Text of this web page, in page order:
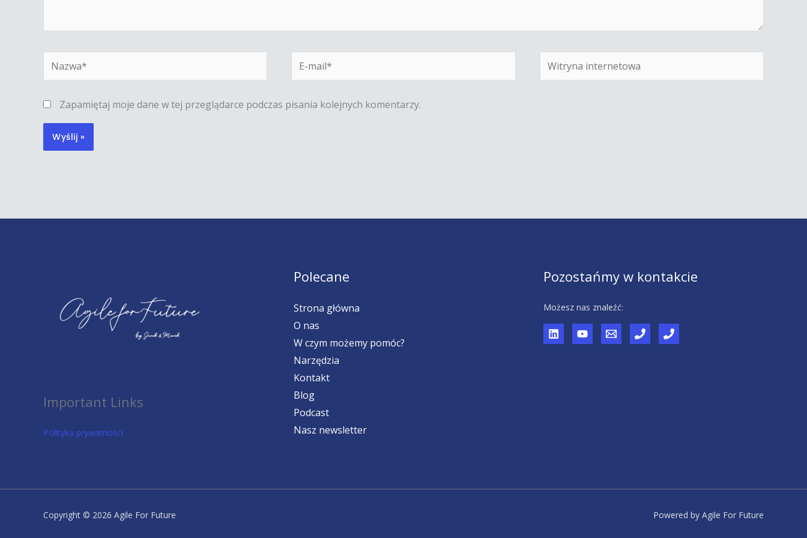
Nazwa*
E-
mail*
Witryna
internetowa
Zapamiętaj moje dane w tej przeglądarce podczas pisania kolejnych komentarzy.
Important Links
Polityka prywatności
Polecane
Strona główna
O nas
W czym możemy pomóc?
Narzędzia
Kontakt
Blog
Podcast
Nasz newsletter
Pozostańmy w kontakcie
Możesz nas znaleźć:
Copyright © 2026 Agile For Future Powered by Agile For Future